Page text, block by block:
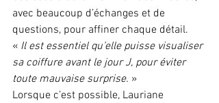
avec beaucoup d’échanges et de
questions, pour affiner chaque détail.
« Il est essentiel qu’elle puisse visualiser
sa coiffure avant le jour J, pour éviter
toute mauvaise surprise. »
Lorsque c’est possible, Lauriane